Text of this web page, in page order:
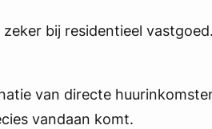
bij residentieel
van directe
vandaan komt.